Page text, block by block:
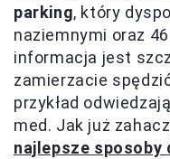
parking, który
naziemnymi oraz
informacja jest
zamierzacie
przykład
med. Jak już
najlepsze